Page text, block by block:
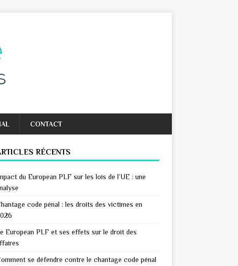
CONTACT
RÉCENTS
du European PLF sur les lois de l’UE : une
code pénal : les droits des victimes en
European PLF et ses effets sur le droit des
se défendre contre le chantage code pénal